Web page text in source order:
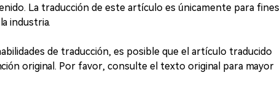
La traducción de este artículo es únicamente para fines
industria.
de traducción, es posible que el artículo traducido
original. Por favor, consulte el texto original para mayor